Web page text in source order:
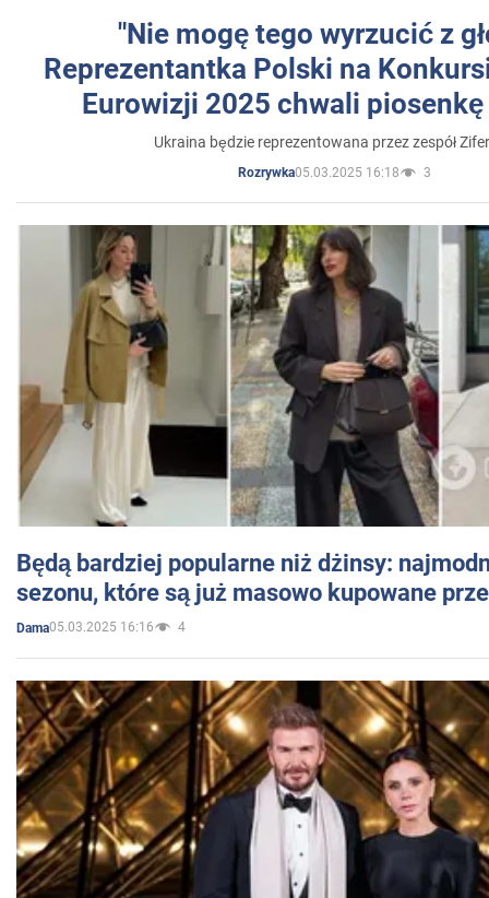
"Nie mogę tego wyrzucić z
Reprezentantka Polski na
Eurowizji 2025 chwali
Ukraina będzie reprezentowana przez zespół
Rozrywka05.03.2025 16:18 3
Będą bardziej popularne niż dżinsy:
sezonu, które są już masowo kupowane
Dama05.03.2025 16:16 4